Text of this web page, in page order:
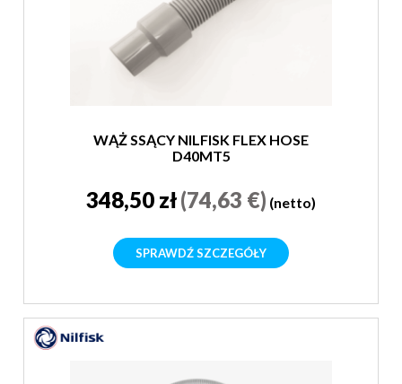
WĄŻ SSĄCY NILFISK FLEX HOSE
D40MT5
348,50 zł(74,63 €) (netto)
SPRAWDŹ SZCZEGÓŁY